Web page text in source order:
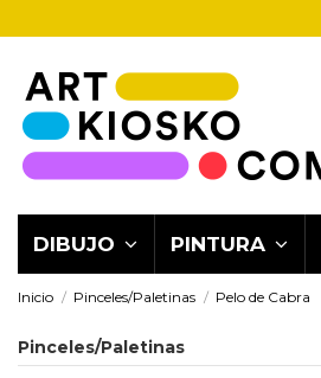
DIBUJO PINTURA
Inicio Pinceles/Paletinas Pelo de Cabra
Pinceles/Paletinas